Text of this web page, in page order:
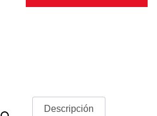
Descripción